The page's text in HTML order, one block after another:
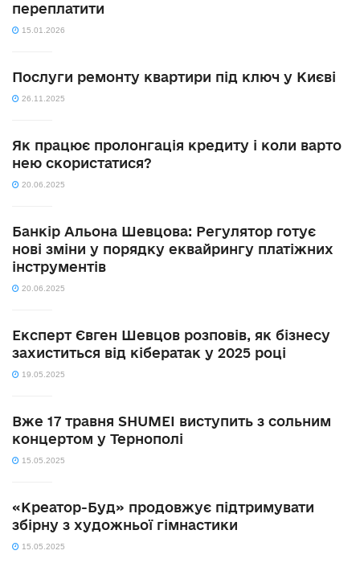
переплатити
15.01.2026
Послуги ремонту квартири під ключ у Києві
26.11.2025
Як працює пролонгація кредиту і коли варто
нею скористатися?
20.06.2025
Банкір Альона Шевцова: Регулятор готує
нові зміни у порядку еквайрингу платіжних
інструментів
20.06.2025
Експерт Євген Шевцов розповів, як бізнесу
захиститься від кібератак у 2025 році
19.05.2025
Вже 17 травня SHUMEI виступить з сольним
концертом у Тернополі
15.05.2025
«Креатор-Буд» продовжує підтримувати
збірну з художньої гімнастики
15.05.2025